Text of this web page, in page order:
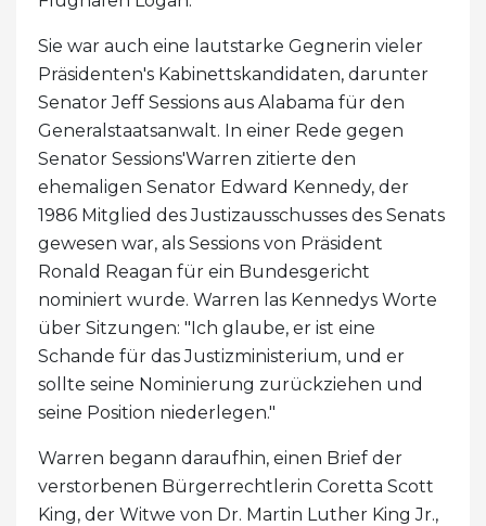
Sie war auch eine lautstarke Gegnerin vieler
Präsidenten's Kabinettskandidaten, darunter
Senator Jeff Sessions aus Alabama für den
Generalstaatsanwalt. In einer Rede gegen
Senator Sessions'Warren zitierte den
ehemaligen Senator Edward Kennedy, der
1986 Mitglied des Justizausschusses des Senats
gewesen war, als Sessions von Präsident
Ronald Reagan für ein Bundesgericht
nominiert wurde. Warren las Kennedys Worte
über Sitzungen: "Ich glaube, er ist eine
Schande für das Justizministerium, und er
sollte seine Nominierung zurückziehen und
seine Position niederlegen."
Warren begann daraufhin, einen Brief der
verstorbenen Bürgerrechtlerin Coretta Scott
King, der Witwe von Dr. Martin Luther King Jr.,